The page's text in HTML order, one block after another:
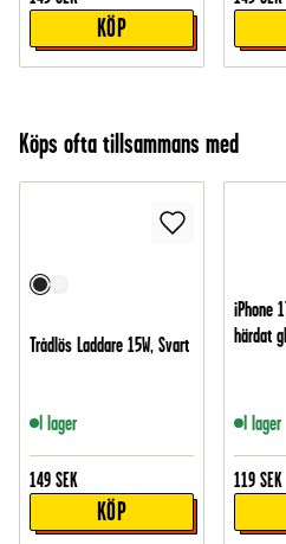
KÖP
Köps ofta tillsammans med
Trådlös Laddare 15W, Svart
I lager
149 SEK
KÖP
iPhone
härdat
I lager
119 SEK